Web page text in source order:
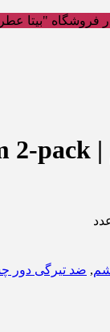
فروشگاه "بیتا
, ضد تیرگی دور